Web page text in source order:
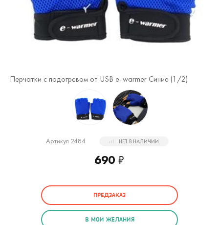
Перчатки с подогревом от USB e-warmer Синие (1 /2)
Артикул 2484 НЕТ В НАЛИЧИИ
690 ₽
ПРЕДЗАКАЗ
В МОИ ЖЕЛАНИЯ